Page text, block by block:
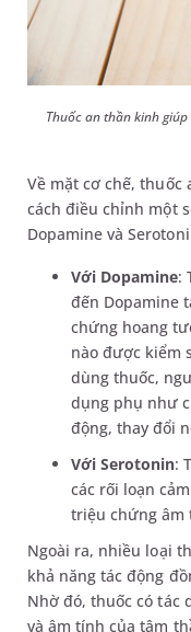
Thuốc an thần kinh
Về mặt cơ chế, thuốc
cách điều chỉnh một
Dopamine và
Với Dopamine:
đến Dopamine
chứng hoang
nào được kiểm
dùng thuốc,
dụng phụ như
động, thay đổi
Với Serotonin:
các rối loạn
triệu chứng âm
Ngoài ra, nhiều loại
khả năng tác động
Nhờ đó, thuốc có tác
và âm tính của tâm